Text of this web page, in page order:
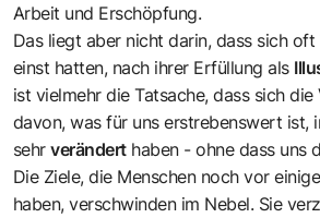
Arbeit und Erschöpfung.
Das liegt aber nicht darin, dass sich oft
einst hatten, nach ihrer Erfüllung als
ist vielmehr die Tatsache, dass sich die
davon, was für uns erstrebenswert ist,
sehrverändert haben - ohne dass uns
Die Ziele, die Menschen noch vor
haben, verschwinden im Nebel. Sie